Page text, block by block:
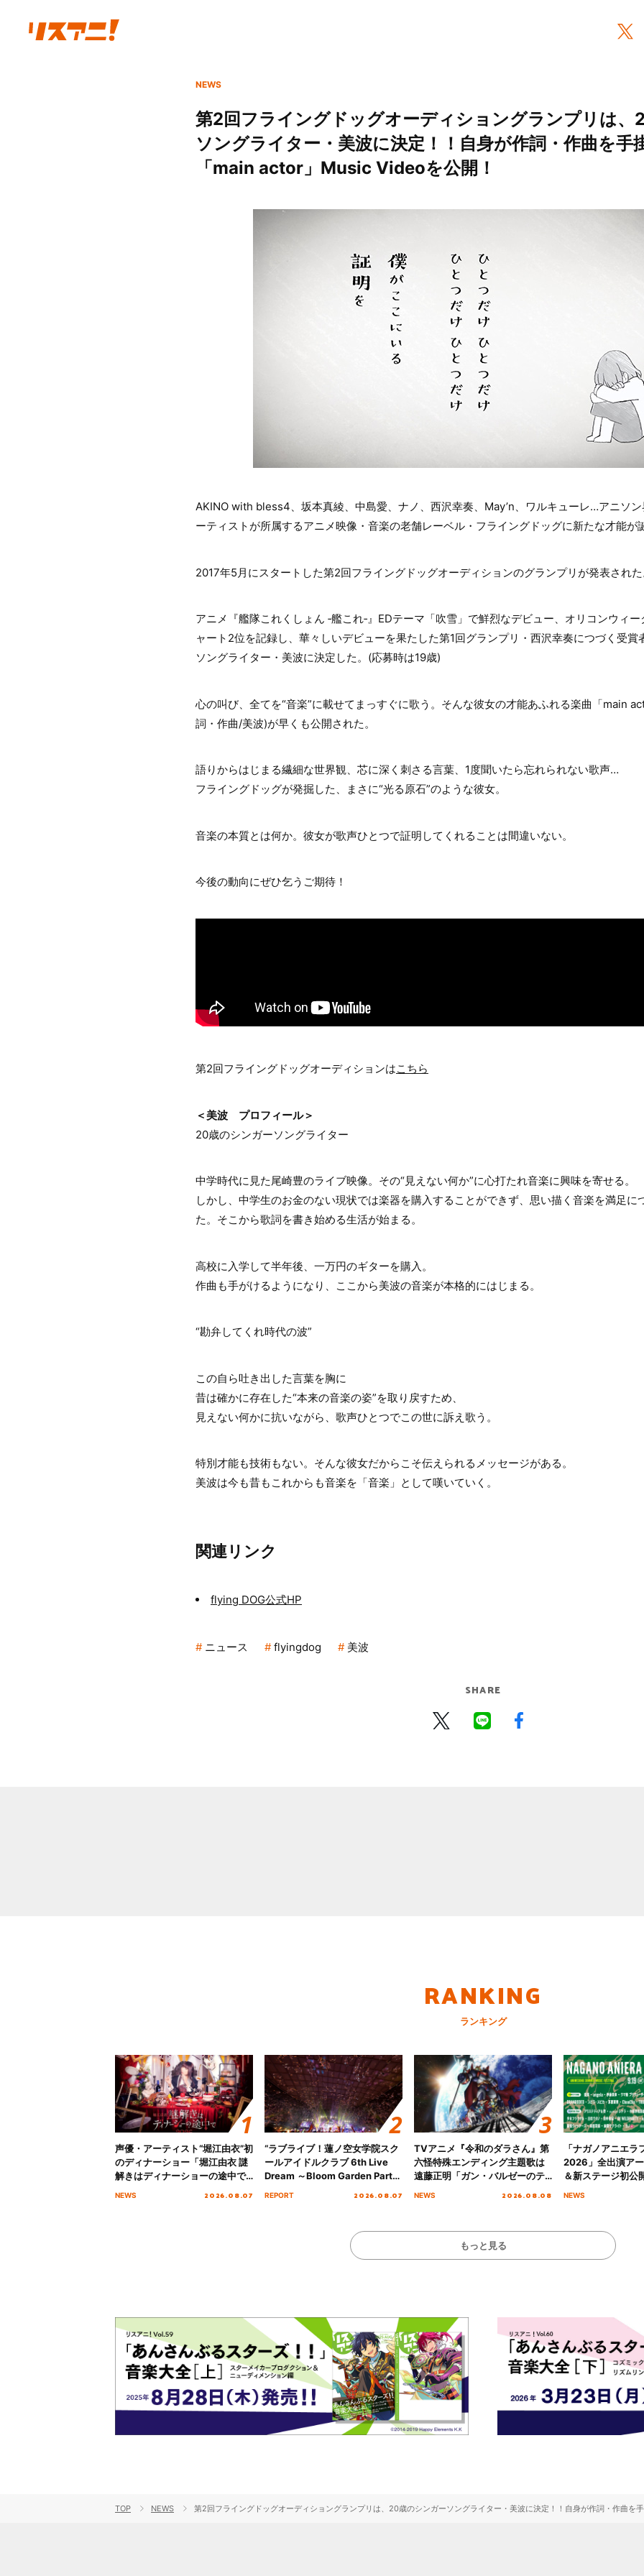
NEWS
第2回フライングドッグオーディショングランプリは、
ソングライター・美波に決定！！自身が作詞・作曲を手
「main actor」Music Videoを公開！
AKINO with bless4、坂本真綾、中島愛、ナノ、西沢幸奏、May’n、ワルキューレ…アニソ
ーティストが所属するアニメ映像・音楽の老舗レーベル・フライングドッグに新たな才能が
2017年5月にスタートした第2回フライングドッグオーディションのグランプリが発表された
アニメ『艦隊これくしょん ‐艦これ‐』EDテーマ「吹雪」で鮮烈なデビュー、オリコンウィ
ャート2位を記録し、華々しいデビューを果たした第1回グランプリ・西沢幸奏につづく受
ソングライター・美波に決定した。(応募時は19歳)
心の叫び、全てを“音楽”に載せてまっすぐに歌う。そんな彼女の才能あふれる楽曲「main
詞・作曲/美波)が早くも公開された。
語りからはじまる繊細な世界観、芯に深く刺さる言葉、1度聞いたら忘れられない歌声…
フライングドッグが発掘した、まさに“光る原石”のような彼女。
音楽の本質とは何か。彼女が歌声ひとつで証明してくれることは間違いない。
今後の動向にぜひ乞うご期待！
第2回フライングドッグオーディションはこちら
＜美波 プロフィール＞
20歳のシンガーソングライター
中学時代に見た尾崎豊のライブ映像。その“見えない何か”に心打たれ音楽に興味を寄せる。
しかし、中学生のお金のない現状では楽器を購入することができず、思い描く音楽を満足に
た。そこから歌詞を書き始める生活が始まる。
高校に入学して半年後、一万円のギターを購入。
作曲も手がけるようになり、ここから美波の音楽が本格的にはじまる。
“勘弁してくれ時代の波”
この自ら吐き出した言葉を胸に
昔は確かに存在した“本来の音楽の姿”を取り戻すため、
見えない何かに抗いながら、歌声ひとつでこの世に訴え歌う。
特別才能も技術もない。そんな彼女だからこそ伝えられるメッセージがある。
美波は今も昔もこれからも音楽を「音楽」として嘆いていく。
関連リンク
flying DOG公式HP
ニュース flyingdog 美波
SHARE
RANKING
ランキング
声優・アーティスト“堀江由衣”初
のディナーショー「堀江由衣 謎
解きはディナーショーの途中で
NEWS 2026.08.07
“ラブライブ！蓮ノ空女学院スク
ールアイドルクラブ 6th Live
Dream ～Bloom Garden Party
REPORT 2026.08.07
TVアニメ『令和のダラさん』第
六怪特殊エンディング主題歌は
遠藤正明「ガン・バルゼーのテ
NEWS 2026.08.08
「ナガノアニエラ
2026」全出演ア
＆新ステージ初公
NEWS
もっと見る
TOP NEWS 第2回フライングドッグオーディショングランプリは、20歳のシンガーソングライター・美波に決定！！自身が作詞・作曲を